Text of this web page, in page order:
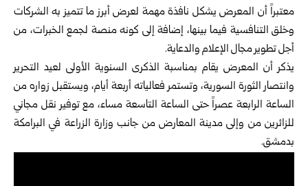
معتبراً أن المعرض يشكل نافذة مهمة لعرض أبرز ما تتميز به الشركات
وخلق التنافسية فيما بينها، إضافة إلى كونه منصة لجمع الخبرات، من
أجل تطوير مجال الإعلام والدعاية.
يذكر أن المعرض يقام بمناسبة الذكرى السنوية الأولى لعيد التحرير
وانتصار الثورة السورية، وتستمر فعالياته أربعة أيام، ويستقبل زواره من
الساعة الرابعة عصراً حتى الساعة التاسعة مساء، مع توفير نقل مجاني
للزائرين من وإلى مدينة المعارض من جانب وزارة الزراعة في البرامكة
بدمشق.